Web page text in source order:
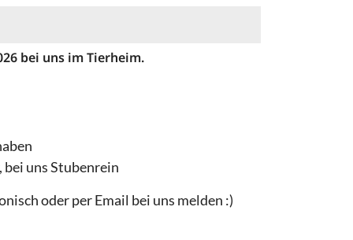
bei uns im Tierheim.
uns Stubenrein
oder per Email bei uns melden :)